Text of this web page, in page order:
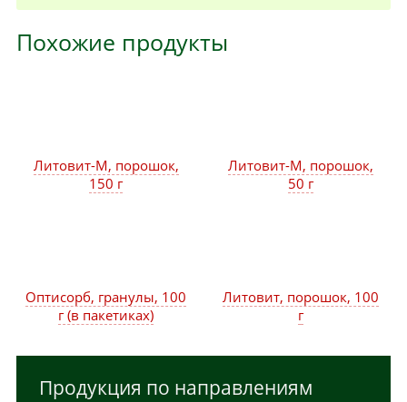
Похожие продукты
Литовит-М, порошок,
150 г
Литовит-М, порошок,
50 г
Литовит, порошок, 100
г
Оптисорб, гранулы, 100
г (в пакетиках)
Продукция по направлениям